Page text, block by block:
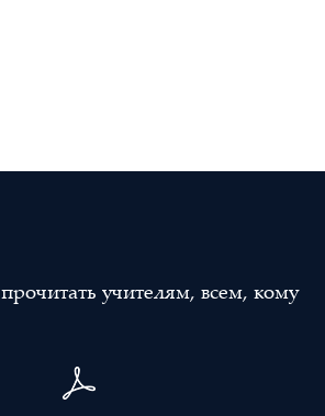
учителям, всем, кому